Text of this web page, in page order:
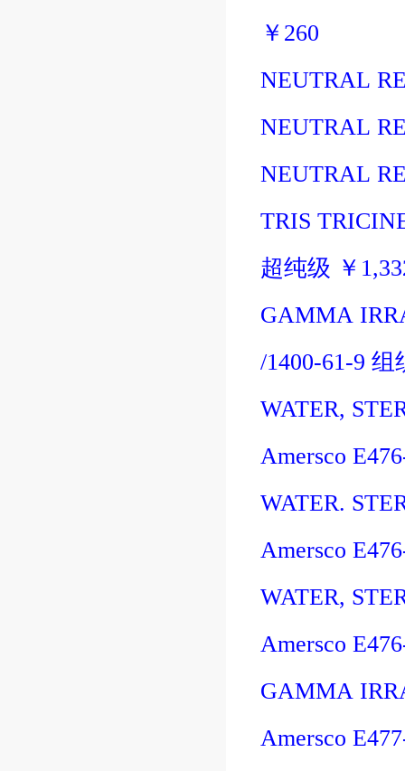
￥ 260
NEUTRAL
NEUTRAL
NEUTRAL
TRIS
超纯级 ￥
GAMMA
/1400-61-9 组
WATER,
Amersco
WATER.
Amersco
WATER,
Amersco
GAMMA
Amersco